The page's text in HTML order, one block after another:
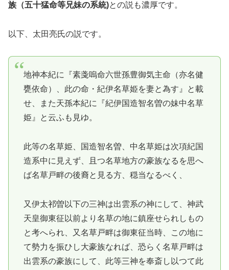
族（五十猛命等兄妹の系統)との説も濃厚です。
以下、太田亮氏の説です。
地神本紀に『素戔嗚命六世孫豊御気主命（亦名健
甕依命）、此の命・紀伊名草姫を妻と為す』と載
せ、また天孫本紀に『紀伊国造智名曽の妹中名草
姫』と云ふも見ゆ。
此等の名草姫、国造智名曽、中名草姫は次項紀国
造系中に見えず、且つ名草地方の豪族なるを思へ
ば名草戸畔の後裔と見る方、穏当なるべく、
又伊太祁曽以下の三神は出雲系の神にして、神武
天皇御東征以前より名草の地に鎮座せられしもの
と考へられ、又名草戸畔は御東征当時、この地に
て勢力を振ひし大豪族なれば、恐らく名草戸畔は
出雲系の豪族にして、此等三神を奉斎し以つて此